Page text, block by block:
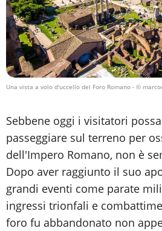
Una vista a volo d'uccello del Foro Romano - ©
Sebbene oggi i visitatori
passeggiare sul terreno per
dell'Impero Romano, non è
Dopo aver raggiunto il suo
grandi eventi come parate
ingressi trionfali e
foro fu abbandonato non